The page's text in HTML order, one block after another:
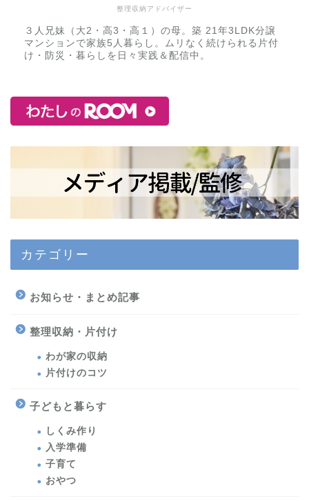
整理収納アドバイザー
３人兄妹（大2・高3・高１）の母。築 21年3LDK分譲
マンションで家族5人暮らし。ムリなく続けられる片付
け・防災・暮らしを日々実践＆配信中。
カテゴリー
お知らせ・まとめ記事
整理収納・片付け
わが家の収納
片付けのコツ
子どもと暮らす
しくみ作り
入学準備
子育て
おやつ